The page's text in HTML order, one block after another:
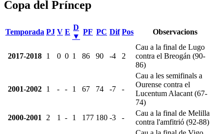
Copa del Príncep
Temporada PJ V E
D
▼
PF PC Dif Pos Observacions
2017-2018 1 0 0 1 86 90 -4 2
Cau a la final de Lugo
contra el Breogán (90-
86)
2001-2002 1 - - 1 67 74 -7 -
Cau a les semifinals a
Ourense contra el
Lucentum Alacant (67-
74)
2000-2001
2 1 - 1 177 180 -3 -
Cau a la final de Melilla
contra l'amfitrió (92-88)